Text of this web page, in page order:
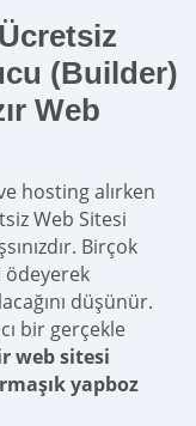
(Builder)
Web
hosting alırken
Web Sitesi
Birçok
ödeyerek
düşünür.
bir gerçekle
web sitesi
yapboz